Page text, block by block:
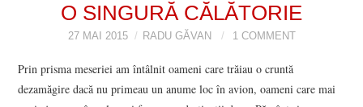
CONTRAPAGINI
CARTE & FILM
SUSPANS
O SINGURĂ CĂLĂTORIE
27 MAI 2015 RADU GĂVAN 1 COMMENT
Prin prisma meseriei am întâlnit oameni care trăiau o cruntă
dezamăgire dacă nu primeau un anume loc în avion, oameni care mai